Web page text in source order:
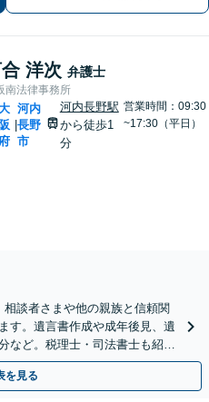
洋次 弁護士
南法律事務所
府
|
河内
長野
市
河内長野駅
から徒歩1
分
営業時間：09:30
~17:30（平日）
相談者さまや他の親族と信頼関
す。遺言書作成や成年後見、遺
など。税理士・司法書士も紹介
を見る